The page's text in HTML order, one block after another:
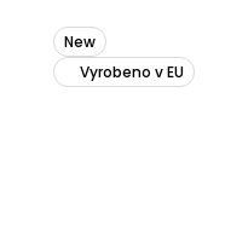
New
Vyrobeno v EU